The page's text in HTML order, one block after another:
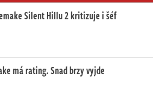
Silent Hillu 2 kritizuje i šéf
má rating. Snad brzy vyjde